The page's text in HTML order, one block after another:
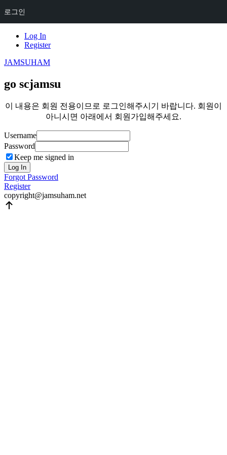
로그인
Skip
Log In
Register
JAMSUHAM
go scjamsu
이 내용은 회원 전용이므로 로그인해주시기 바랍니다. 회원이
아니시면 아래에서 회원가입해주세요.
Username
Password
Keep me signed in
Log In
Forgot Password
Register
copyright@jamsuham.net